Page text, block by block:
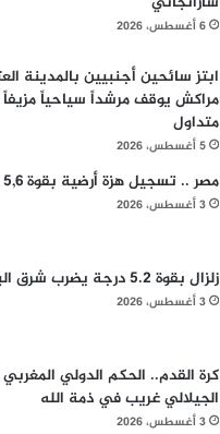
6 أغسطس، 2026
ابتز سائحين أجنبيين بالمدينة
مراكش يوقف مرشداً سياحياً
متداول
5 أغسطس، 2026
مصر .. تسجيل هزة أرضية بقوة 5,6 درجات
3 أغسطس، 2026
زلزال بقوة 5.2 درجة يضرب شرق البيرو
3 أغسطس، 2026
كرة القدم.. الحكم الدولي
الجيلالي غريب في ذمة الله
3 أغسطس، 2026